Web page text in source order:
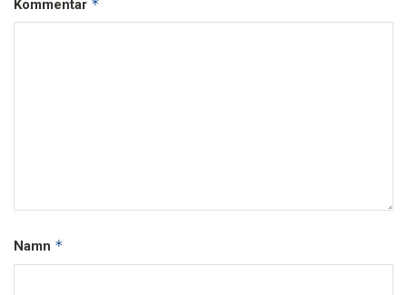
Kommentar *
Namn *